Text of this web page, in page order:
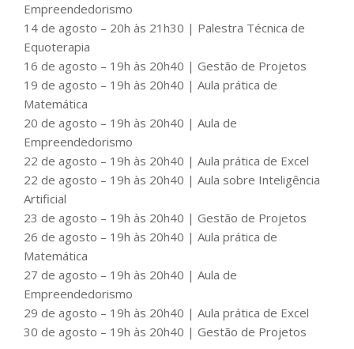
Empreendedorismo
14 de agosto – 20h às 21h30 | Palestra Técnica de
Equoterapia
16 de agosto – 19h às 20h40 | Gestão de Projetos
19 de agosto – 19h às 20h40 | Aula prática de
Matemática
20 de agosto – 19h às 20h40 | Aula de
Empreendedorismo
22 de agosto – 19h às 20h40 | Aula prática de Excel
22 de agosto – 19h às 20h40 | Aula sobre Inteligência
Artificial
23 de agosto – 19h às 20h40 | Gestão de Projetos
26 de agosto – 19h às 20h40 | Aula prática de
Matemática
27 de agosto – 19h às 20h40 | Aula de
Empreendedorismo
29 de agosto – 19h às 20h40 | Aula prática de Excel
30 de agosto – 19h às 20h40 | Gestão de Projetos